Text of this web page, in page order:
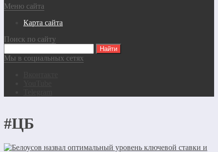
Меню сайта
Карта сайта
Поиск по сайту
Мы в социальных сетях
#ЦБ